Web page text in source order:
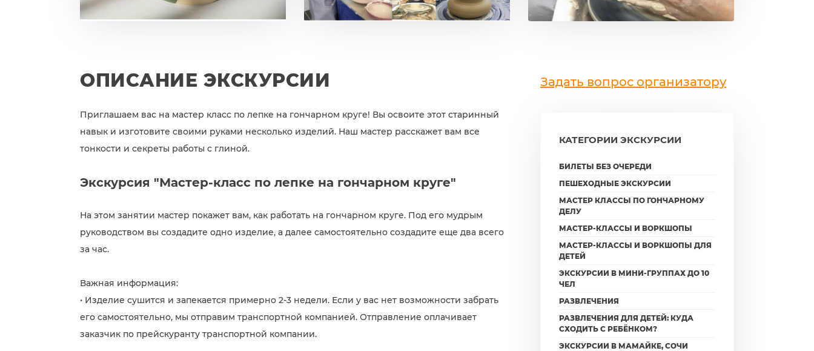
ОПИСАНИЕ ЭКСКУРСИИ
Приглашаем вас на мастер класс по лепке на гончарном круге! Вы освоите этот старинный
навык и изготовите своими руками несколько изделий. Наш мастер расскажет вам все
тонкости и секреты работы с глиной.
Экскурсия "Мастер-класс по лепке на гончарном круге"
На этом занятии мастер покажет вам, как работать на гончарном круге. Под его мудрым
руководством вы создадите одно изделие, а далее самостоятельно создадите еще два всего
за час.
Важная информация:
• Изделие сушится и запекается примерно 2-3 недели. Если у вас нет возможности забрать
его самостоятельно, мы отправим транспортной компанией. Отправление оплачивает
заказчик по прейскуранту транспортной компании.
Задать вопрос организатору
КАТЕГОРИИ ЭКСКУРСИИ
БИЛЕТЫ БЕЗ ОЧЕРЕДИ
ПЕШЕХОДНЫЕ ЭКСКУРСИИ
МАСТЕР КЛАССЫ ПО ГОНЧАРНОМУ
ДЕЛУ
МАСТЕР-КЛАССЫ И ВОРКШОПЫ
МАСТЕР-КЛАССЫ И ВОРКШОПЫ ДЛЯ
ДЕТЕЙ
ЭКСКУРСИИ В МИНИ-ГРУППАХ ДО 10
ЧЕЛ
РАЗВЛЕЧЕНИЯ
РАЗВЛЕЧЕНИЯ ДЛЯ ДЕТЕЙ: КУДА
СХОДИТЬ С РЕБЁНКОМ?
ЭКСКУРСИИ В МАМАЙКЕ, СОЧИ